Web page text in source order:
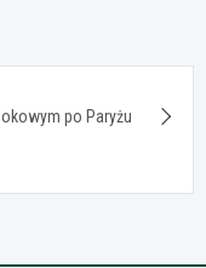
po Paryżu